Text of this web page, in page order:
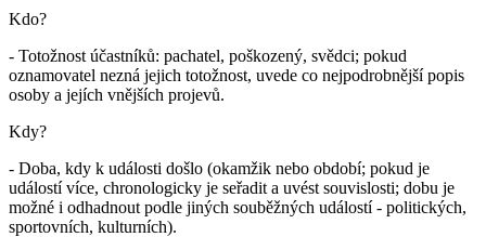
Kdo?
- Totožnost účastníků: pachatel, poškozený, svědci; pokud
oznamovatel nezná jejich totožnost, uvede co nejpodrobnější popis
osoby a jejích vnějších projevů.
Kdy?
- Doba, kdy k události došlo (okamžik nebo období; pokud je
událostí více, chronologicky je seřadit a uvést souvislosti; dobu je
možné i odhadnout podle jiných souběžných událostí - politických,
sportovních, kulturních).